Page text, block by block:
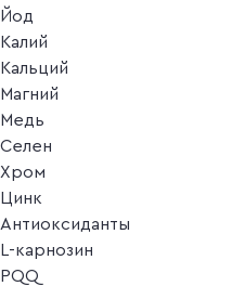
Йод
Калий
Кальций
Магний
Медь
Селен
Хром
Цинк
Антиоксиданты
L-карнозин
PQQ